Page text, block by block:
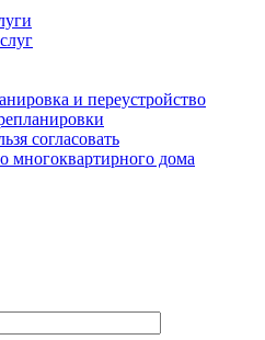
и переустройство
согласовать
многоквартирного дома